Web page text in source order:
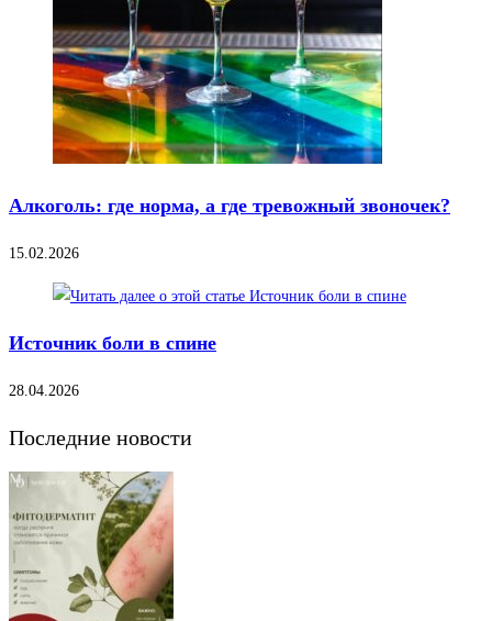
Алкоголь: где норма, а где тревожный звоночек?
15.02.2026
Источник боли в спине
28.04.2026
Последние новости